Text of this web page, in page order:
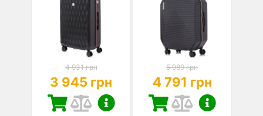
4 931 грн
3 945 грн
5 989 грн
4 791 грн